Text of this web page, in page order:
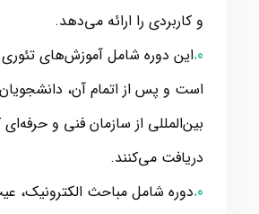
و کاربردی را ارائه می‌دهد.
این دوره شامل آموزش‌های
است و پس از اتمام آن، دانشجویان
بین‌المللی از سازمان فنی و
دریافت می‌کنند.
دوره شامل مباحث الکترونیک،